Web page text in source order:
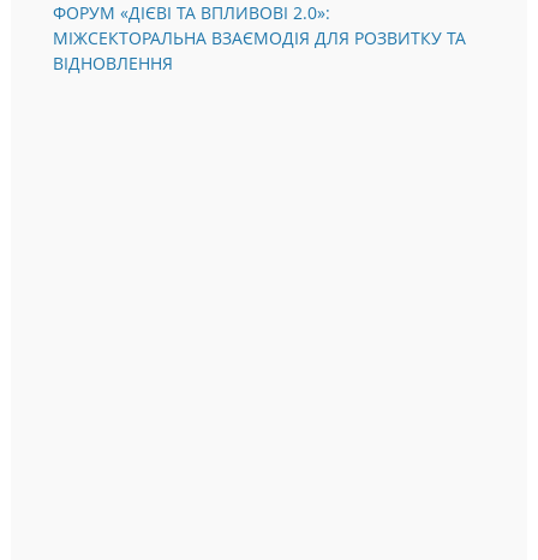
ФОРУМ «ДІЄВІ ТА ВПЛИВОВІ 2.0»:
МІЖСЕКТОРАЛЬНА ВЗАЄМОДІЯ ДЛЯ РОЗВИТКУ ТА
ВІДНОВЛЕННЯ